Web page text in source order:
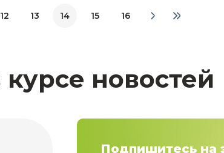
12 13 14 15 16
курсе новостей
Подпишитесь на